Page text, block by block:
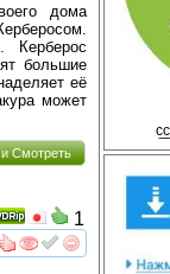
дома
Керберос
большие
её
может
Смотреть
смотретьинтересует
1